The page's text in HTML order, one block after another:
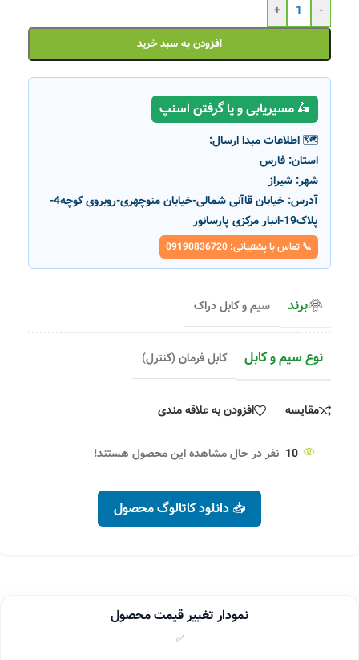
-
+
افزودن به سبد خرید
🛵 مسیریابی و یا گرفتن اسنپ
🗺️ اطلاعات مبدا ارسال:
استان: فارس
شهر: شیراز
آدرس:
خیابان قاآنی شمالی-خیابان منوچهری-روبروی کوچه4-
پلاک19-انبار مرکزی پارسانور
📞 تماس با پشتیبانی: 09190836720
برند سیم و کابل دراک
نوع سیم و کابل کابل فرمان (کنترل)
مقایسه افزودن به علاقه مندی
10 نفر در حال مشاهده این محصول هستند!
📥 دانلود کاتالوگ محصول
نمودار تغییر قیمت محصول
✅